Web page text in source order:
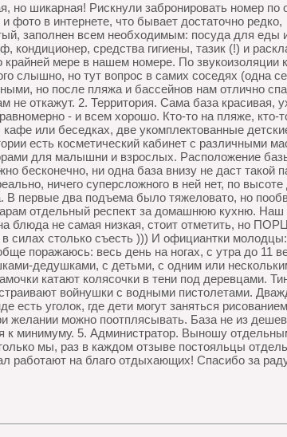
шикарная! Рискнули забронировать номер по
фото в интернете, что бывает достаточно редко,
заполнен всем необходимым: посуда для еды
кондиционер, средства гигиены, тазик (!) и
мере в нашем номере. По звукоизоляции
слышно, но тут вопрос в самих соседях (одна
но после пляжа и бассейнов нам отлично
не откажут. 2. Территория. Сама база красивая,
- и всем хорошо. Кто-то на пляже, кто-
кафе или беседках, две укомплектованные
есть косметический кабинет с различными
для малышни и взрослых. Расположение
бесконечно, ни одна база внизу не даст такой
ничего суперсложного в ней нет, по высоте
В первые два подъема было тяжеловато, но
отдельный респект за домашнюю кухню. Наш
блюда не самая низкая, стоит отметить, но
столько съесть ))) И официантки
поражаюсь: весь день на ногах, с утра до 11
дедушками, с детьми, с одним или
катают колясочки в тени под деревцами.
войнушки с водными пистолетами.
уголок, где дети могут заняться
желании можно поотплясывать. База не из
к минимуму. 5. Администратор. Выношу
мы, раз в каждом отзыве постояльцы
работают на благо отдыхающих! Спасибо за